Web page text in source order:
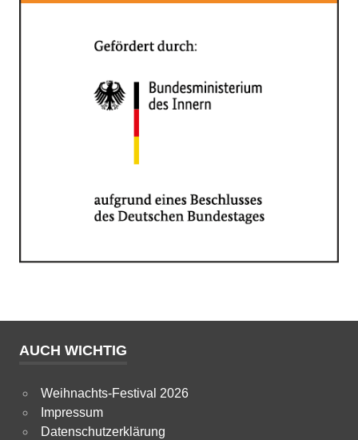
AUCH WICHTIG
Weihnachts-Festival 2026
Impressum
Datenschutzerklärung